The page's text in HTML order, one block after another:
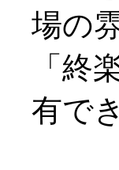
場の
「終
有で